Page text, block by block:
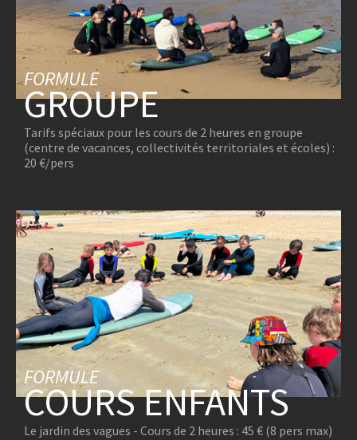
FORMULE
GROUPE
Tarifs spéciaux pour les cours de 2 heures en groupe
(centre de vacances, collectivités territoriales et écoles) :
20 €/pers
FORMULE
COURS ENFANTS
Le jardin des vagues - Cours de 2 heures : 45 € (8 pers max)